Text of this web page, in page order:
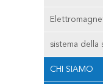
CHI SIAMO